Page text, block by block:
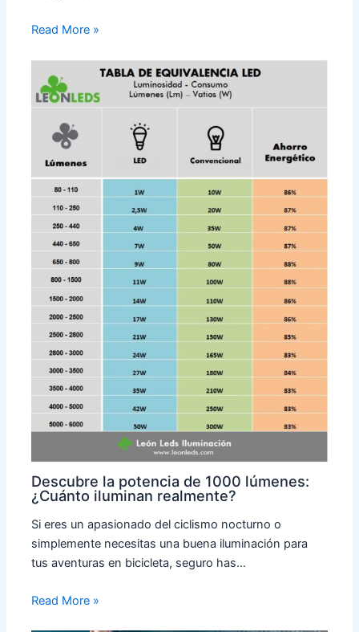
Read More »
Descubre la potencia de 1000 lúmenes:
¿Cuánto iluminan realmente?
Si eres un apasionado del ciclismo nocturno o
simplemente necesitas una buena iluminación para
tus aventuras en bicicleta, seguro has…
Read More »